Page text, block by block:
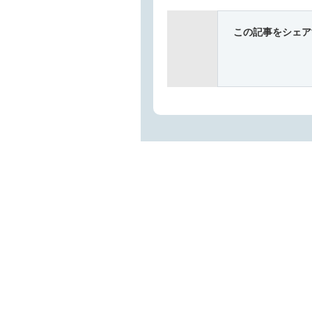
この記事をシェ